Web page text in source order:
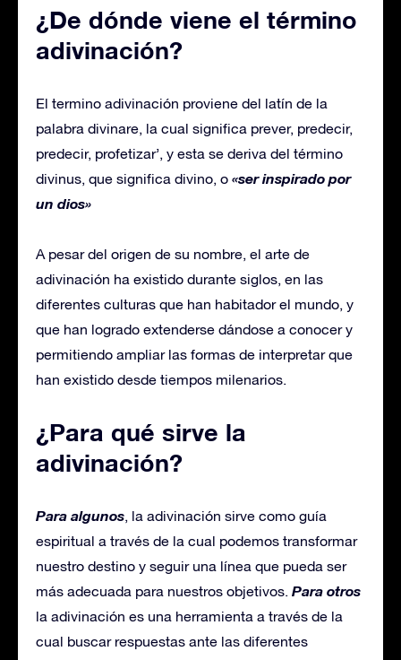
¿De dónde viene el término
adivinación?
El termino adivinación proviene del latín de la
palabra divinare, la cual significa prever, predecir,
predecir, profetizar’, y esta se deriva del término
divinus, que significa divino, o «ser inspirado por
un dios»
A pesar del origen de su nombre, el arte de
adivinación ha existido durante siglos, en las
diferentes culturas que han habitador el mundo, y
que han logrado extenderse dándose a conocer y
permitiendo ampliar las formas de interpretar que
han existido desde tiempos milenarios.
¿Para qué sirve la
adivinación?
Para algunos, la adivinación sirve como guía
espiritual a través de la cual podemos transformar
nuestro destino y seguir una línea que pueda ser
más adecuada para nuestros objetivos. Para otros
la adivinación es una herramienta a través de la
cual buscar respuestas ante las diferentes